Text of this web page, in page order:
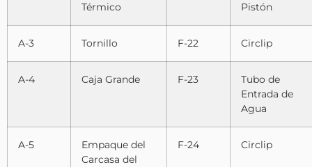
Térmico
Pistón
A-3 Tornillo F-22 Circlip
A-4 Caja Grande F-23
Tubo de
Entrada de
Agua
A-5
Empaque del
Carcasa del
F-24 Circlip